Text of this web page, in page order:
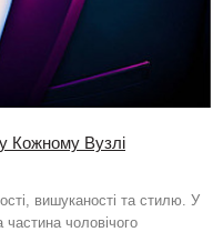
Кожному Вузлі
вишуканості та стилю. У
частина чоловічого